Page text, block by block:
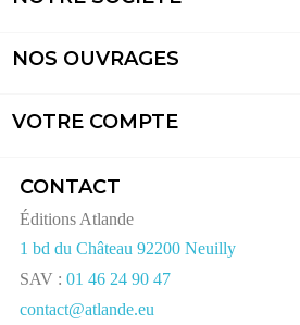
NOS OUVRAGES
VOTRE COMPTE
CONTACT
Éditions Atlande
1 bd du Château 92200 Neuilly
SAV : 01 46 24 90 47
contact@atlande.eu